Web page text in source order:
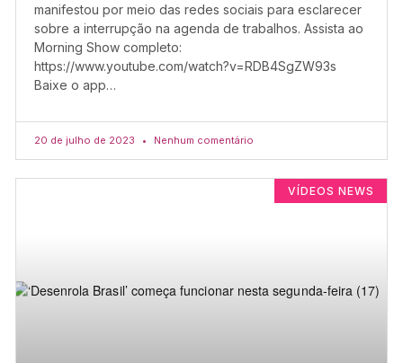
manifestou por meio das redes sociais para esclarecer
sobre a interrupção na agenda de trabalhos. Assista ao
Morning Show completo:
https://www.youtube.com/watch?v=RDB4SgZW93s
Baixe o app…
20 de julho de 2023 Nenhum comentário
VÍDEOS NEWS